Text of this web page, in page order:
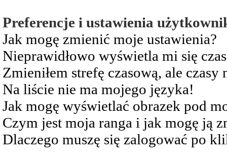
Preferencje i ustawienia
Jak mogę zmienić moje ustawienia?
Nieprawidłowo wyświetla mi się
Zmieniłem strefę czasową, ale czasy
Na liście nie ma mojego języka!
Jak mogę wyświetlać obrazek pod
Czym jest moja ranga i jak mogę ją
Dlaczego muszę się zalogować po